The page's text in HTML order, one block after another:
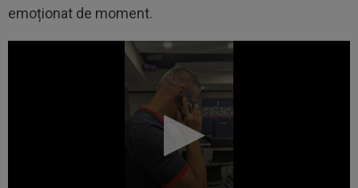
emoționat de moment.